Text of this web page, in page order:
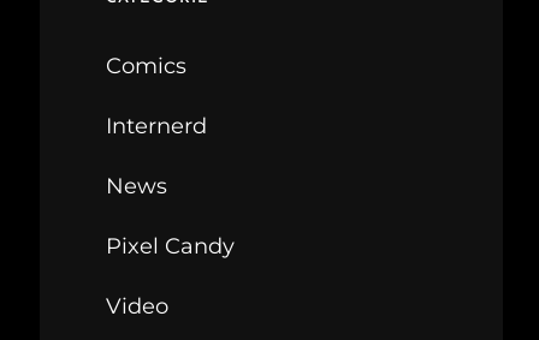
Comics
Internerd
News
Pixel Candy
Video